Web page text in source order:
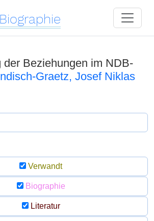
Biographie
der Beziehungen im NDB-
Graetz, Josef Niklas
Verwandt
Biographie
Literatur